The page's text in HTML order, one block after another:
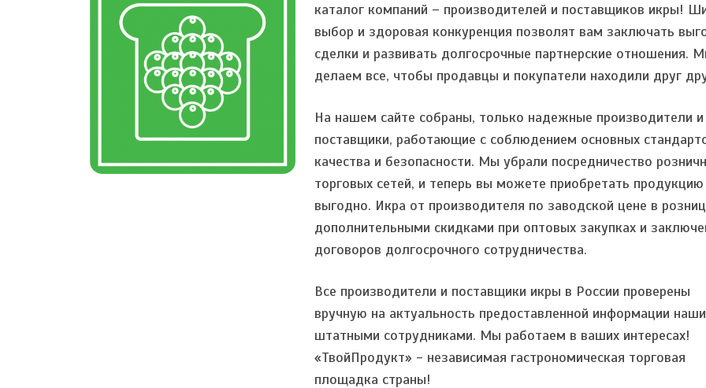
каталог компаний – производителей и поставщиков икры!
выбор и здоровая конкуренция позволят вам заключать
сделки и развивать долгосрочные партнерские отношения.
делаем все, чтобы продавцы и покупатели находили друг
На нашем сайте собраны, только надежные производители и
поставщики, работающие с соблюдением основных
качества и безопасности. Мы убрали посредничество
торговых сетей, и теперь вы можете приобретать продукцию
выгодно. Икра от производителя по заводской цене в
дополнительными скидками при оптовых закупках и
договоров долгосрочного сотрудничества.
Все производители и поставщики икры в России проверены
вручную на актуальность предоставленной информации
штатными сотрудниками. Мы работаем в ваших интересах!
«ТвойПродукт» - независимая гастрономическая торговая
площадка страны!